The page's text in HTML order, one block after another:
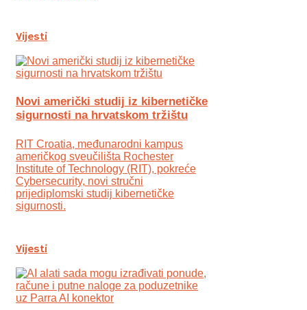
Vijesti
Novi američki studij iz kibernetičke
sigurnosti na hrvatskom tržištu
RIT Croatia, međunarodni kampus
američkog sveučilišta Rochester
Institute of Technology (RIT), pokreće
Cybersecurity, novi stručni
prijediplomski studij kibernetičke
sigurnosti.
Vijesti